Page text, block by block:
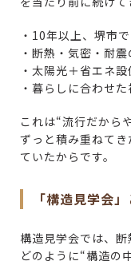
・10年以上、堺市
・断熱・気密・耐
・太陽光＋省エネ
・暮らしに合わせ
これは“流行だから
ずっと積み重ねて
ていたからです。
「構造見学会
構造見学会では、断
どのように“構造の